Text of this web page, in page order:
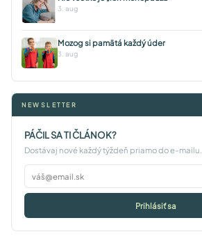
3. aug
Mozog si pamätá každý úder
3. aug
NEWSLETTER
PÁČIL SA TI ČLÁNOK?
Dostávaj nové každý týždeň priamo do e-mailu.
Prihlásiť sa